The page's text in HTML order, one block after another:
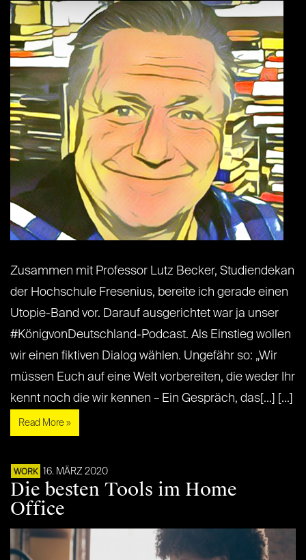
Zusammen mit Professor Lutz Becker, Studiendekan
der Hochschule Fresenius, bereite ich gerade einen
Utopie-Band vor. Darauf ausgerichtet war ja unser
#KönigvonDeutschland-Podcast. Als Einstieg wollen
wir einen fiktiven Dialog wählen. Ungefähr so: „Wir
müssen Euch auf eine Welt vorbereiten, die weder Ihr
kennt noch die wir kennen – Ein Gespräch, das[...] [...]
Read More »
WORK 16. MÄRZ 2020
Die besten Tools im Home
Office